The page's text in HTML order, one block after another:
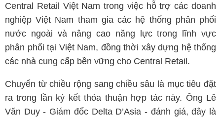
Central Retail Việt Nam trong việc hỗ trợ các doanh
nghiệp Việt Nam tham gia các hệ thống phân phối
nước ngoài và nâng cao năng lực trong lĩnh vực
phân phối tại Việt Nam, đồng thời xây dựng hệ thống
các nhà cung cấp bền vững cho Central Retail.
Chuyển từ chiều rộng sang chiều sâu là mục tiêu đặt
ra trong lần ký kết thỏa thuận hợp tác này. Ông Lê
Văn Duy - Giám đốc Delta D’Asia - đánh giá, đây là